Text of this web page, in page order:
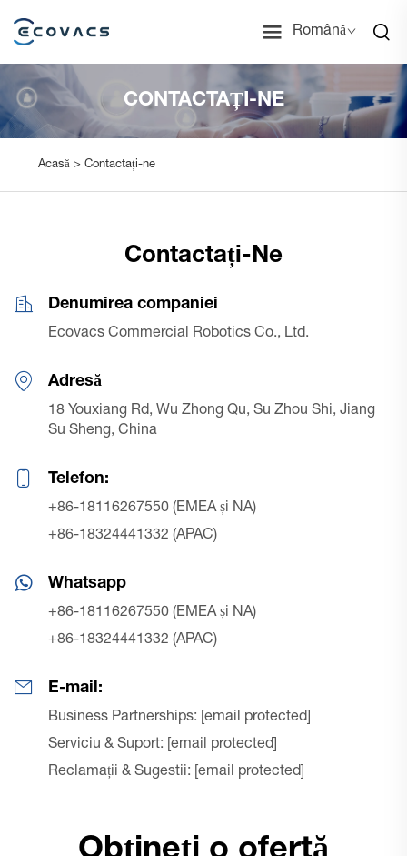
Română
CONTACTAȚI-NE
Acasă > Contactați-ne
Contactați-Ne
Denumirea companiei
Ecovacs Commercial Robotics Co., Ltd.
Adresă
18 Youxiang Rd, Wu Zhong Qu, Su Zhou Shi, Jiang
Su Sheng, China
Telefon:
+86-18116267550 (EMEA și NA)
+86-18324441332 (APAC)
Whatsapp
+86-18116267550 (EMEA și NA)
+86-18324441332 (APAC)
E-mail:
Business Partnerships: [email protected]
Serviciu & Suport: [email protected]
Reclamații & Sugestii: [email protected]